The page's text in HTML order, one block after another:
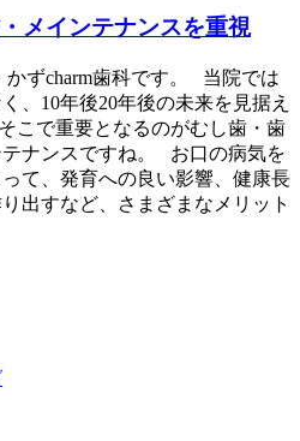
メインテナンスを重視
ずcharm歯科です。 当院では
、10年後20年後の未来を見据え
こで重要となるのがむし歯・歯
ナンスですね。 お口の病気を
て、発育への良い影響、健康長
出すなど、さまざまなメリット